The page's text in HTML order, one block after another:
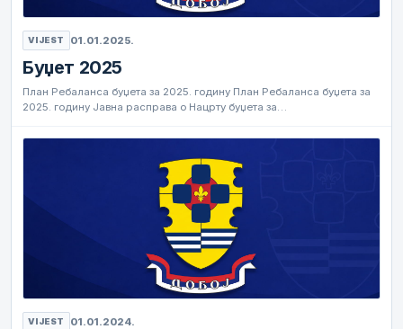
VIJEST 01.01.2025.
Буџет 2025
План Ребаланса буџета за 2025. годину План Ребаланса буџета за
2025. годину Јавна расправа о Нацрту буџета за…
VIJEST 01.01.2024.